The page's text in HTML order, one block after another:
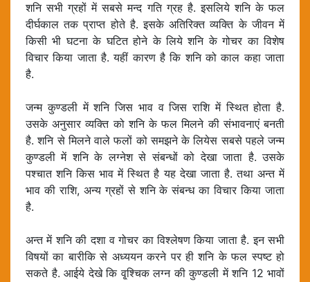
शनि सभी ग्रहों में सबसे मन्द गति ग्रह है. इसलिये शनि के फल
दीर्घकाल तक प्राप्त होते है. इसके अतिरिक्त व्यक्ति के जीवन में
किसी भी घटना के घटित होने के लिये शनि के गोचर का विशेष
विचार किया जाता है. यहीं कारण है कि शनि को काल कहा जाता
है.
जन्म कुण्डली में शनि जिस भाव व जिस राशि में स्थित होता है.
उसके अनुसार व्यक्ति को शनि के फल मिलने की संभावनाएं बनती
है. शनि से मिलने वाले फलों को समझने के लियेस सबसे पहले जन्म
कुण्डली में शनि के लग्नेश से संबन्धों को देखा जाता है. उसके
पश्चात शनि किस भाव में स्थित है यह देखा जाता है. तथा अन्त में
भाव की राशि, अन्य ग्रहों से शनि के संबन्ध का विचार किया जाता
है.
अन्त में शनि की दशा व गोचर का विश्लेषण किया जाता है. इन सभी
विषयों का बारीकि से अध्ययन करने पर ही शनि के फल स्पष्ट हो
सकते है. आईये देखे कि वृ्श्चिक लग्न की कुण्डली में शनि 12 भावों